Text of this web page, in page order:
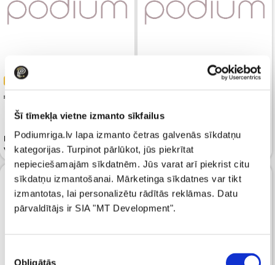
Šī tīmekļa vietne izmanto sīkfailus
Podiumriga.lv lapa izmanto četras galvenās sīkdatņu
kategorijas. Turpinot pārlūkot, jūs piekrītat
nepieciešamajām sīkdatnēm. Jūs varat arī piekrist citu
sīkdatņu izmantošanai. Mārketinga sīkdatnes var tikt
izmantotas, lai personalizētu rādītās reklāmas. Datu
pārvaldītājs ir SIA "MT Development".
Obligātās
-40%
Pusmētelis LUISA SPAGNOLI
Vicinato Brown
Mētelis KARL LAGERFELD Belt
Detail Short Soft Cedar